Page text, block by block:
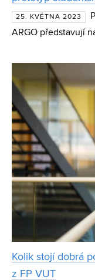
25. KVĚTNA 2023
ARGO představují
strojLAB, který
prac
Kolik stojí dobrá
z FP VUT